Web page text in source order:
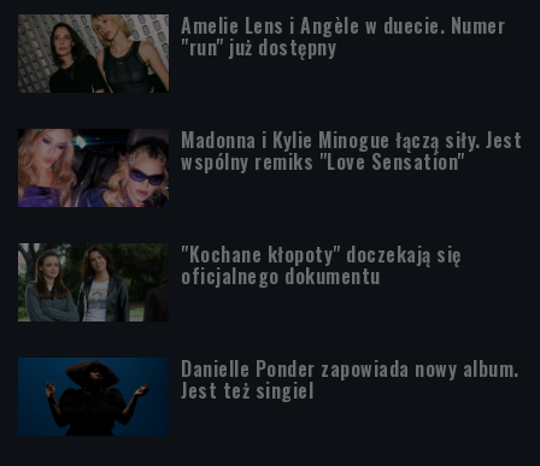
Amelie Lens i Angèle w duecie. Numer
"run" już dostępny
Madonna i Kylie Minogue łączą siły. Jest
wspólny remiks "Love Sensation"
"Kochane kłopoty" doczekają się
oficjalnego dokumentu
Danielle Ponder zapowiada nowy album.
Jest też singiel